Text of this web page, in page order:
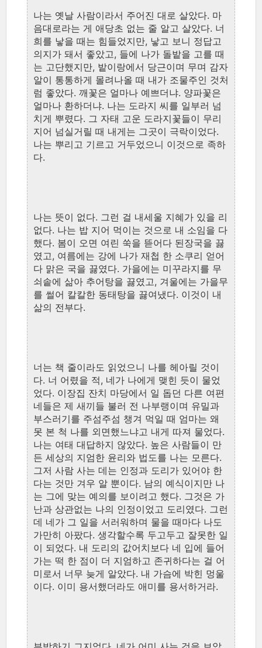
나는 옛날 사람이라서 주어진 대로 살았다. 마
음대로라는 게 애당초 없는 줄 알고 살았다. 너
희를 낳을 때는 힘들었지만, 낳고 보니 정답고
의지가 돼서 좋았고, 들에 나가 돌밭을 고를 때
는 고단했지만, 밭이랑에서 당근이며 무며 감자
알이 통통하게 몰려나올 때 내가 조물주인 것처
럼 좋았다. 깨꽃은 얼마나 예쁘더냐. 양파꽃은
얼마나 환하더냐. 나는 도라지 씨를 일부러 넘
치게 뿌렸다. 그 자태 고운 도라지꽃들이 무리
지어 넘실거릴 때 내게는 그곳이 극락이었다.
나는 뿌리고 기르고 거두었으니 이것으로 족하
다.
나는 뜻이 없다. 그런 걸 내세울 지혜가 있을 리
없다. 나는 밥 지어 먹이는 것으로 내 소임을 다
했다. 봄이 오면 여린 쑥을 뜯어다 된장국을 끓
였고, 여름에는 강에 나가 재첩 한 소쿠리 얻어
다 맑은 국을 끓였다. 가을에는 미꾸라지를 무
쇠솥에 삶아 추어탕을 끓였고, 겨울에는 가을무
를 썰어 칼칼한 동태탕을 끓여냈다. 이것이 내
삶의 전부다.
너는 책 줄이라도 읽었으니 나를 헤아릴 것이
다. 너 어렸을 적, 네가 나에게 맺힌 듯이 물었
었다. 이장집 잔치 마당에서 일 돕던 다른 여편
네들은 제 새끼들 불러 전 나부랭이며 유밀과
부스러기를 주섬주섬 챙겨 먹일 때 엄마는 왜
못 본 척 나를 외면했느냐고 내게 따져 물었다.
나는 여태 대답하지 않았다. 높은 사람들이 만
든 세상의 지엄한 윤리와 법도를 나는 모른다.
그저 사람 사는 데는 인정과 도리가 있어야 한
다는 것만 겨우 알 뿐이다. 남의 예식이지만 나
는 그에 맞는 예의를 보이려고 했다. 그것은 가
난과 상관없는 나의 인정이었고 도리였다. 그런
데 네가 그 일을 서러워하며 물을 때마다 나도
가만히 아팠다. 생각할수록 두고두고 잘못한 일
이 되었다. 내 도리의 값어치보다 네 입에 들어
가는 떡 한 점이 더 지엄하고 존귀하다는 걸 어
미로서 너무 늦게 알았다. 내 가슴에 박힌 멍울
이다. 이미 용서했더라도 애미를 용서하거라.